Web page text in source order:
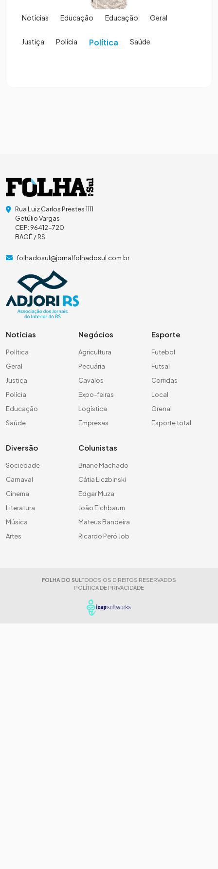
Notícias Educação Educação Geral
Justiça Polícia Política Saúde
Rua Luiz Carlos Prestes 1111
Getúlio Vargas
CEP: 96412-720
BAGÉ / RS
folhadosul@jornalfolhadosul.com.br
Notícias
Política
Geral
Justiça
Polícia
Educação
Saúde
Negócios
Agricultura
Pecuária
Cavalos
Expo-feiras
Logística
Empresas
Esporte
Futebol
Futsal
Corridas
Local
Grenal
Esporte total
Diversão
Sociedade
Carnaval
Cinema
Literatura
Música
Artes
Colunistas
Briane Machado
Cátia Liczbinski
Edgar Muza
João Eichbaum
Mateus Bandeira
Ricardo Peró Job
FOLHA DO SUL TODOS OS DIREITOS RESERVADOS
POLÍTICA DE PRIVACIDADE